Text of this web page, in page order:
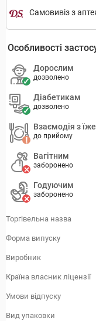
Самовивіз з
Особливості
Дорослим
дозволено
Діабетикам
дозволено
Взаємодія з
до прийому
Вагітним
заборонено
Годуючим
заборонено
Торгівельна назва
Форма випуску
Виробник
Країна власник ліцензії
Умови відпуску
Вид упаковки